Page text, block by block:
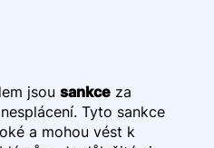
jsou sankceza
Tyto sankce
a mohou vést k